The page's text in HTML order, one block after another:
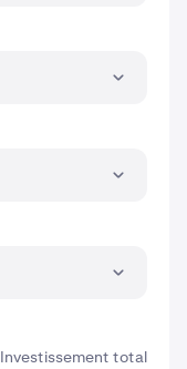
Investissement total